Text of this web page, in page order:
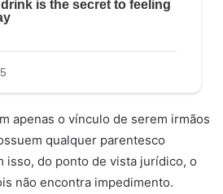
apenas o vínculo de serem irmãos
qualquer parentesco
isso, do ponto de vista jurídico, o
não encontra impedimento.